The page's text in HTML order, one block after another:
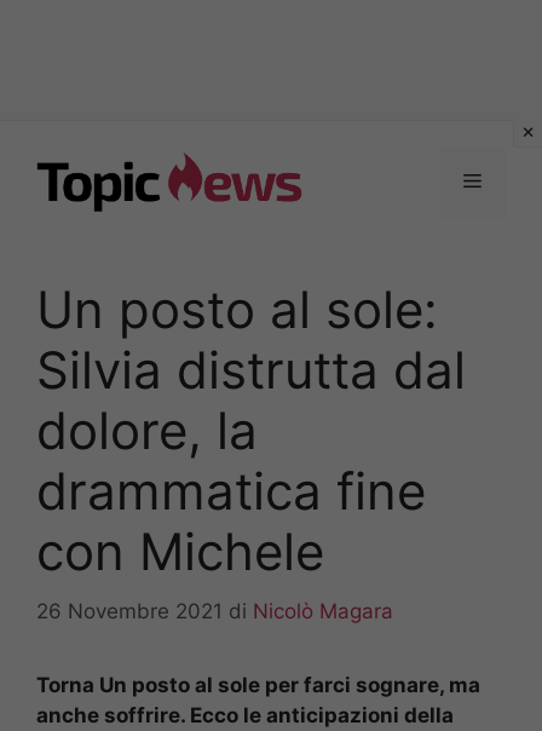
contenuto
Menu
Un posto al sole:
Silvia distrutta dal
dolore, la
drammatica fine
con Michele
26 Novembre 2021 di Nicolò Magara
Torna Un posto al sole per farci sognare, ma
anche soffrire. Ecco le anticipazioni della